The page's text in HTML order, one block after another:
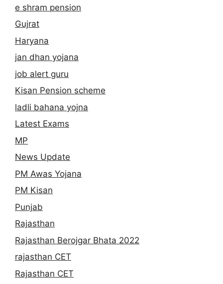
e shram pension
Gujrat
Haryana
jan dhan yojana
job alert guru
Kisan Pension scheme
ladli bahana yojna
Latest Exams
MP
News Update
PM Awas Yojana
PM Kisan
Punjab
Rajasthan
Rajasthan Berojgar Bhata 2022
rajasthan CET
Rajasthan CET